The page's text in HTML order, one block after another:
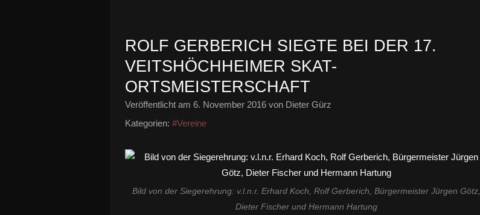
ROLF GERBERICH SIEGTE BEI DER 17.
VEITSHÖCHHEIMER SKAT-
ORTSMEISTERSCHAFT
Veröffentlicht am 6. November 2016 von Dieter Gürz
Kategorien: #Vereine
Bild von der Siegerehrung: v.l.n.r. Erhard Koch, Rolf Gerberich, Bürgermeister Jürgen Götz,
Dieter Fischer und Hermann Hartung